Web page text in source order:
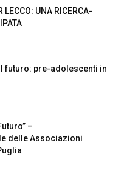
LECCO: UNA RICERCA-
futuro: pre-adolescenti in
–
delle Associazioni